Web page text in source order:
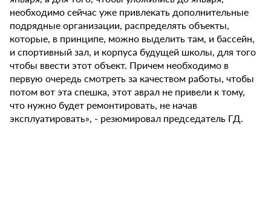
необходимо сейчас уже привлекать дополнительные
подрядные организации, распределять объекты,
которые, в принципе, можно выделить там, и бассейн,
и спортивный зал, и корпуса будущей школы, для того
чтобы ввести этот объект. Причем необходимо в
первую очередь смотреть за качеством работы, чтобы
потом вот эта спешка, этот аврал не привели к тому,
что нужно будет ремонтировать, не начав
эксплуатировать», - резюмировал председатель ГД.